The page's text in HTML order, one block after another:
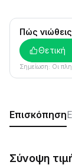
Πώς
Θετική
Σημείωση: Οι
Επισκόπηση
Σύνοψη